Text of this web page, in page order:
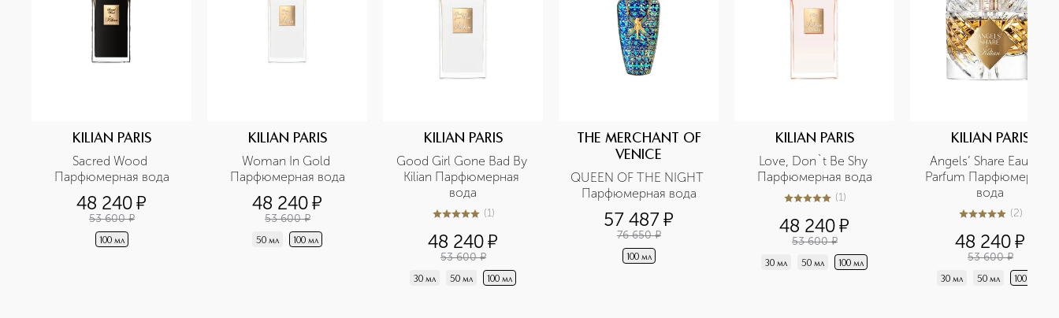
KILIAN PARIS
Sacred Wood
Парфюмерная вода
48 240¤
53 600 ¤
100 мл
KILIAN PARIS
Woman In Gold
Парфюмерная вода
48 240¤
53 600 ¤
50 мл 100 мл
KILIAN PARIS
Good Girl Gone Bad By
Kilian Парфюмерная
вода
5из 51 (1)
48 240¤
53 600 ¤
30 мл 50 мл 100 мл
THE MERCHANT OF
VENICE
QUEEN OF THE NIGHT
Парфюмерная вода
57 487¤
76 650 ¤
100 мл
KILIAN PARIS
Love, Don`t Be Shy
Парфюмерная вода
5из 51 (1)
48 240¤
53 600 ¤
30 мл 50 мл 100 мл
KILIAN PARIS
Angels’ Share Eau De
Parfum Парфюмерная
вода
5из 52 (2)
48 240¤
53 600 ¤
30 мл 50 мл 100 мл